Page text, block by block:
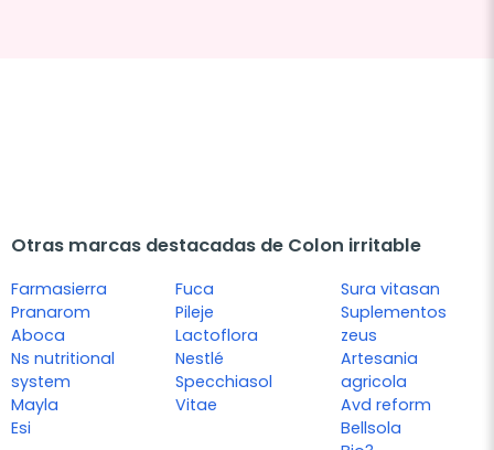
Otras marcas destacadas de Colon irritable
Farmasierra
Pranarom
Aboca
Ns nutritional
system
Mayla
Esi
Fuca
Pileje
Lactoflora
Nestlé
Specchiasol
Vitae
Sura vitasan
Suplementos
zeus
Artesania
agricola
Avd reform
Bellsola